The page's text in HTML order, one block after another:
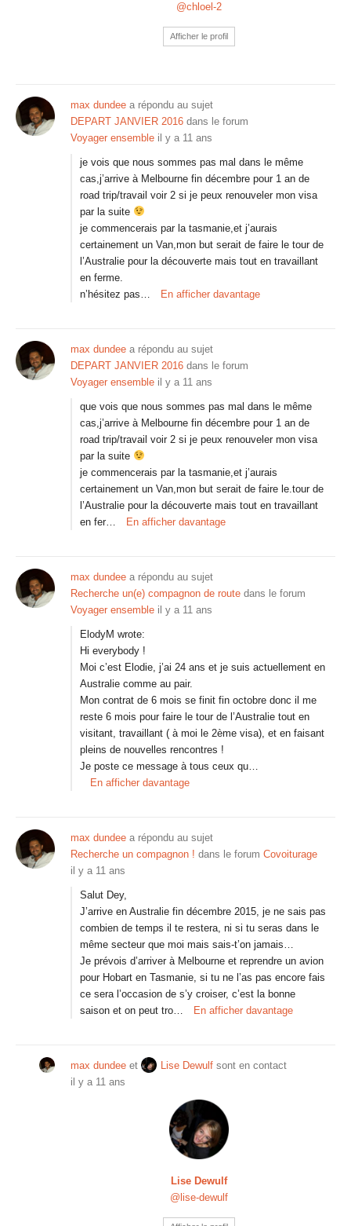
@chloel-2
Afficher le profil
max dundee a répondu au sujet
DEPART JANVIER 2016 dans le forum
Voyager ensemble il y a 11 ans
je vois que nous sommes pas mal dans le même
cas,j’arrive à Melbourne fin décembre pour 1 an de
road trip/travail voir 2 si je peux renouveler mon visa
par la suite
je commencerais par la tasmanie,et j’aurais
certainement un Van,mon but serait de faire le tour de
l’Australie pour la découverte mais tout en travaillant
en ferme.
n’hésitez pas…
En afficher davantage
max dundee a répondu au sujet
DEPART JANVIER 2016 dans le forum
Voyager ensemble il y a 11 ans
que vois que nous sommes pas mal dans le même
cas,j’arrive à Melbourne fin décembre pour 1 an de
road trip/travail voir 2 si je peux renouveler mon visa
par la suite
je commencerais par la tasmanie,et j’aurais
certainement un Van,mon but serait de faire le.tour de
l’Australie pour la découverte mais tout en travaillant
en fer…
En afficher davantage
max dundee a répondu au sujet
Recherche un(e) compagnon de route dans le forum
Voyager ensemble il y a 11 ans
ElodyM wrote:
Hi everybody !
Moi c’est Elodie, j’ai 24 ans et je suis actuellement en
Australie comme au pair.
Mon contrat de 6 mois se finit fin octobre donc il me
reste 6 mois pour faire le tour de l’Australie tout en
visitant, travaillant ( à moi le 2ème visa), et en faisant
pleins de nouvelles rencontres !
Je poste ce message à tous ceux qu…
En afficher davantage
max dundee a répondu au sujet
Recherche un compagnon ! dans le forum Covoiturage
il y a 11 ans
Salut Dey,
J’arrive en Australie fin décembre 2015, je ne sais pas
combien de temps il te restera, ni si tu seras dans le
même secteur que moi mais sais-t’on jamais…
Je prévois d’arriver à Melbourne et reprendre un avion
pour Hobart en Tasmanie, si tu ne l’as pas encore fais
ce sera l’occasion de s’y croiser, c’est la bonne
saison et on peut tro…
En afficher davantage
max dundee et Lise Dewulf sont en contact
il y a 11 ans
Lise Dewulf
@lise-dewulf